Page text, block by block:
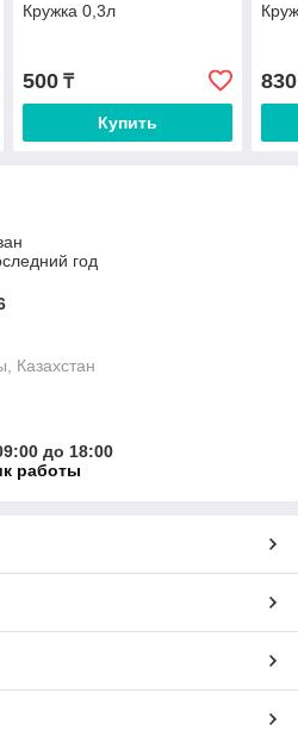
Кружка 0,3л
500₸
Купить
830
год
Казахстан
до 18:00
работы